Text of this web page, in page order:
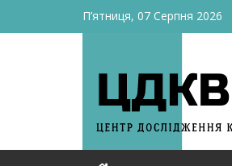
П’ятниця, 07 Серпня 2026